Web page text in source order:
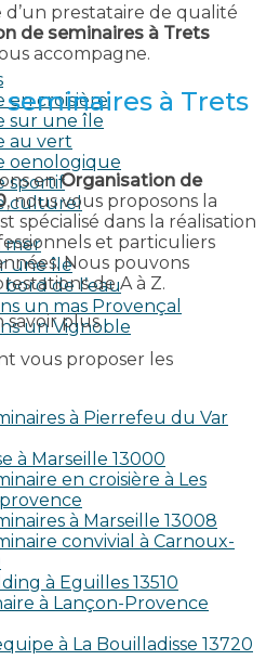
en croisière
sur une île
au vert
oenologique
sportif
culturel
mer
une île
bord de l’eau
un mas Provençal
un Vignoble
d’un prestataire de qualité
de seminaires à Trets
accompagne.
à Trets
enOrganisation de
, nous vous proposons la
spécialisé dans la réalisation
et particuliers
Nous pouvons
de A à Z.
plus.
vous proposer les
à Pierrefeu du Var
à Marseille 13000
en croisière à Les
à Marseille 13008
convivial à Carnoux-
à Eguilles 13510
à Lançon-Provence
à La Bouilladisse 13720